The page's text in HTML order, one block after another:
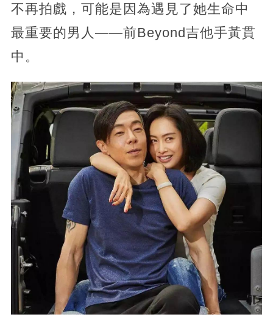
不再拍戲，可能是因為遇見了她生命中
最重要的男人——前Beyond吉他手黃貫
中。